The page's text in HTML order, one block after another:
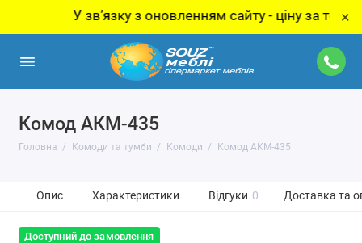
У звʼязку з оновленням сайту - ціну за товар ×
Комод АКМ-435
Головна Комоди та тумби Комоди Комод АКМ-435
Опис Характеристики Відгуки 0 Доставка та
Доступний до замовлення